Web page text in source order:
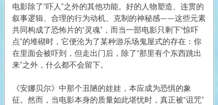
电影除了“吓人”之外的其他功能。好的人物塑造、连贯的
叙事逻辑、合理的行为动机、克制的神秘感——这些元素
共同构成了恐怖片的“灵魂”，而当一部电影只剩下“惊吓
点”的堆砌时，它便沦为了某种游乐场鬼屋式的存在：你
在里面会被吓到，但走出门后，除了“那里有个东西跳出
来”之外，什么都不会留下。
《安娜贝尔》中那个丑陋的娃娃，本应成为恐惧的象
征。然而，当电影本身的质量如此堪忧时，真正被“诅咒”